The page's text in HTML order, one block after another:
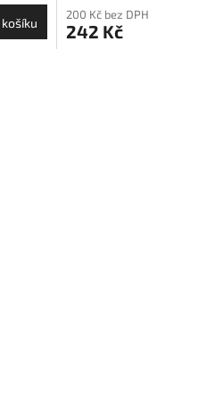
košíku
200 Kč bez DPH
242 Kč